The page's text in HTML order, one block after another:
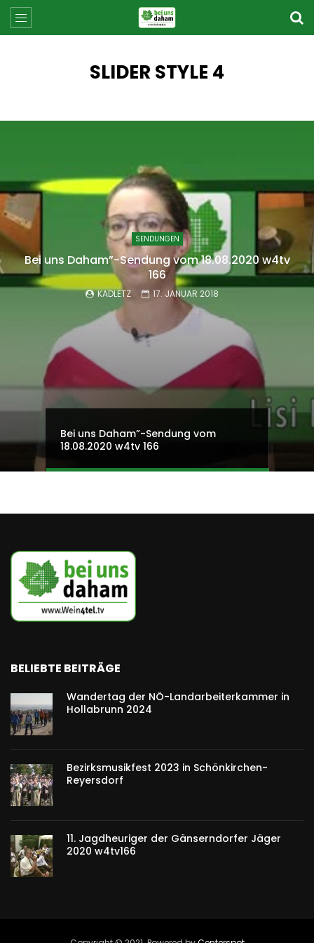
SLIDER STYLE 4
SENDUNGEN
Bei uns Daham”-Sendung vom 18.08.2020 w4tv
166
KADLETZ 17. JANUAR 2018
Bei uns Daham”-Sendung vom
18.08.2020 w4tv 166
BELIEBTE BEITRÄGE
Wandertag der NÖ-Landarbeiterkammer in
Hollabrunn 2024
Bezirksmusikfest 2023 in Schönkirchen-
Reyersdorf
11. Jagdheuriger der Gänserndorfer Jäger
2020 w4tv166